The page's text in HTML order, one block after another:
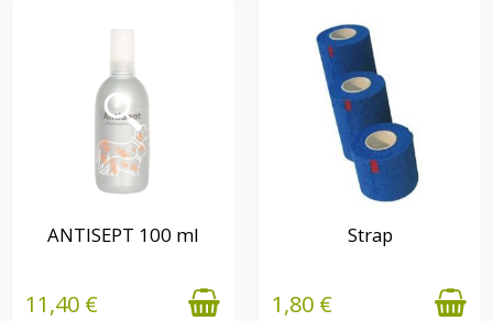
EN STOCK
ANTISEPT 100 ml
11,40 €
EN STOCK
Strap
1,80 €